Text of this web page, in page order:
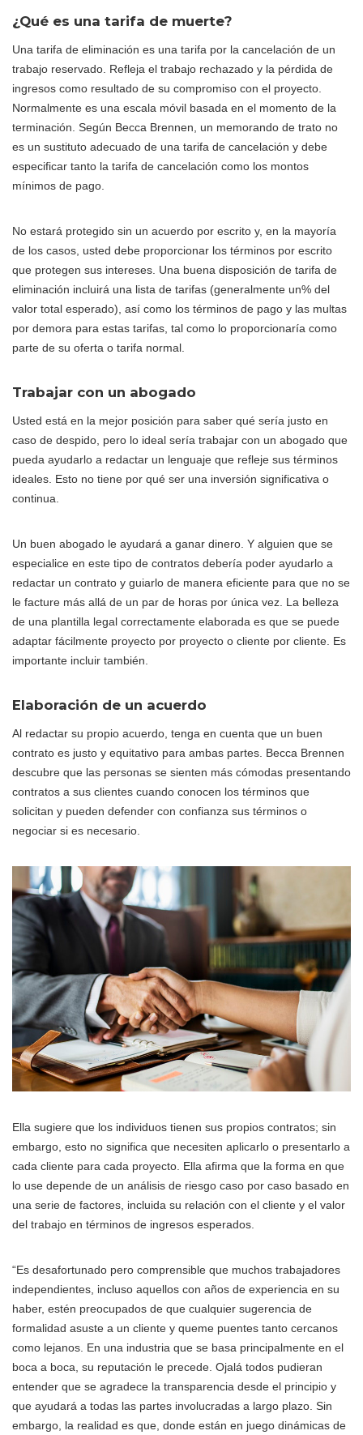
¿Qué es una tarifa de muerte?
Una tarifa de eliminación es una tarifa por la cancelación de un
trabajo reservado. Refleja el trabajo rechazado y la pérdida de
ingresos como resultado de su compromiso con el proyecto.
Normalmente es una escala móvil basada en el momento de la
terminación. Según Becca Brennen, un memorando de trato no
es un sustituto adecuado de una tarifa de cancelación y debe
especificar tanto la tarifa de cancelación como los montos
mínimos de pago.
No estará protegido sin un acuerdo por escrito y, en la mayoría
de los casos, usted debe proporcionar los términos por escrito
que protegen sus intereses. Una buena disposición de tarifa de
eliminación incluirá una lista de tarifas (generalmente un% del
valor total esperado), así como los términos de pago y las multas
por demora para estas tarifas, tal como lo proporcionaría como
parte de su oferta o tarifa normal.
Trabajar con un abogado
Usted está en la mejor posición para saber qué sería justo en
caso de despido, pero lo ideal sería trabajar con un abogado que
pueda ayudarlo a redactar un lenguaje que refleje sus términos
ideales. Esto no tiene por qué ser una inversión significativa o
continua.
Un buen abogado le ayudará a ganar dinero. Y alguien que se
especialice en este tipo de contratos debería poder ayudarlo a
redactar un contrato y guiarlo de manera eficiente para que no se
le facture más allá de un par de horas por única vez. La belleza
de una plantilla legal correctamente elaborada es que se puede
adaptar fácilmente proyecto por proyecto o cliente por cliente. Es
importante incluir también.
Elaboración de un acuerdo
Al redactar su propio acuerdo, tenga en cuenta que un buen
contrato es justo y equitativo para ambas partes. Becca Brennen
descubre que las personas se sienten más cómodas presentando
contratos a sus clientes cuando conocen los términos que
solicitan y pueden defender con confianza sus términos o
negociar si es necesario.
Ella sugiere que los individuos tienen sus propios contratos; sin
embargo, esto no significa que necesiten aplicarlo o presentarlo a
cada cliente para cada proyecto. Ella afirma que la forma en que
lo use depende de un análisis de riesgo caso por caso basado en
una serie de factores, incluida su relación con el cliente y el valor
del trabajo en términos de ingresos esperados.
“Es desafortunado pero comprensible que muchos trabajadores
independientes, incluso aquellos con años de experiencia en su
haber, estén preocupados de que cualquier sugerencia de
formalidad asuste a un cliente y queme puentes tanto cercanos
como lejanos. En una industria que se basa principalmente en el
boca a boca, su reputación le precede. Ojalá todos pudieran
entender que se agradece la transparencia desde el principio y
que ayudará a todas las partes involucradas a largo plazo. Sin
embargo, la realidad es que, donde están en juego dinámicas de